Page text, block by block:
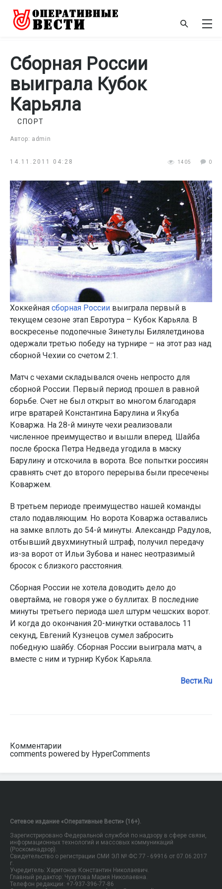
Сборная России
выиграла Кубок
Карьяла
Автор: admin
СПОРТ
14.11.2011 04:28 1405 0
Хоккейная сборная России выиграла первый в
текущем сезоне этап Евротура – Кубок Карьяла. В
воскресенье подопечные Зинетулы Билялетдинова
одержали третью победу на турнире – на этот раз над
сборной Чехии со счетом 2:1.
Матч с чехами складывался очень непросто для
сборной России. Первый период прошел в равной
борьбе. Счет не был открыт во многом благодаря
игре вратарей Константина Барулина и Якуба
Коваржа. На 28-й минуте чехи реализовали
численное преимущество и вышли вперед. Шайба
после броска Петра Недведа угодила в маску
Барулину и отскочила в ворота. Все попытки россиян
сравнять счет до второго перерыва были пресечены
Коваржем.
В третьем периоде преимущество нашей команды
стало подавляющим. Но ворота Коваржа оставались
на замке вплоть до 54-й минуты. Александр Радулов,
отбывший двухминутный штраф, получил передачу
из-за ворот от Ильи Зубова и нанес неотразимый
бросок с близкого расстояния.
Сборная России не хотела доводить дело до
овертайма, не говоря уже о буллитах. В последние
минуты третьего периода шел штурм чешских ворот.
И когда до окончания 20-минутки оставалось 11
секунд, Евгений Кузнецов сумел забросить
победную шайбу. Сборная России выиграла матч, а
вместе с ним и турнир Кубок Карьяла.
Вести.Ru
Комментарии
comments powered by HyperComments
Сетевое издание «Оперативные Вести» (16+).
Зарегистрировано Федеральной службой по надзору в сфере связи,
информационных технологий и массовых коммуникаций
(Роскомнадзор).
Свидетельство о регистрации СМИ ЭЛ № ФС 77 - 69916 от 07.06.2017
г.
Учредитель: Харитонов Константин Николаевич.
Главный редактор: Чухутова Мария Николаевна.
Телефон редакции: +7-937-396-77-86